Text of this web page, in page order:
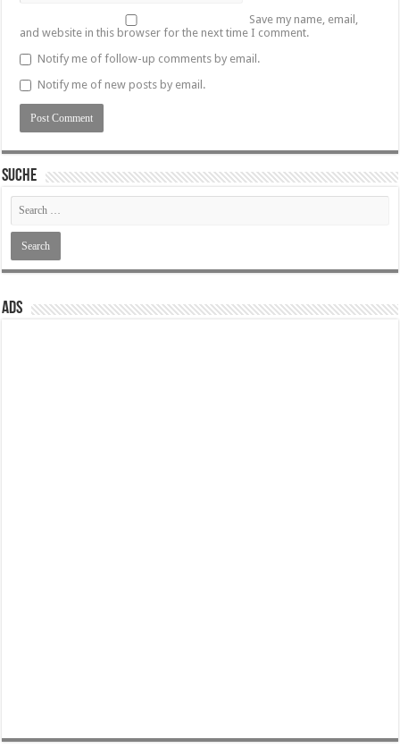
Save my name, email,
and website in this browser for the next time I comment.
Notify me of follow-up comments by email.
Notify me of new posts by email.
SUCHE
ADS